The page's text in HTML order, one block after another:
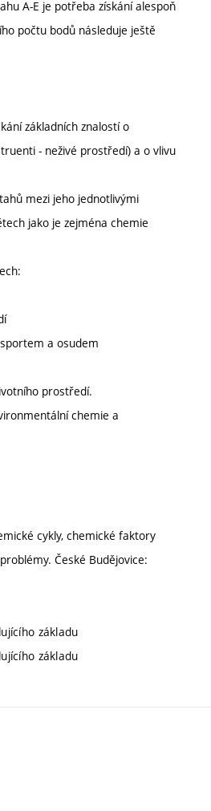
A-E je potřeba získání alespoň
počtu bodů následuje ještě
základních znalostí o
- neživé prostředí) a o vlivu
mezi jeho jednotlivými
jako je zejména chemie
a osudem
prostředí.
chemie a
cykly, chemické faktory
České Budějovice:
základu
základu